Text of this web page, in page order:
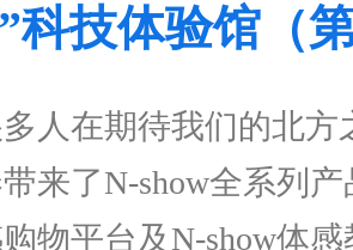
科技体验馆（
人在期待我们的北
来了N-show全系列产
物平台及N-show体感